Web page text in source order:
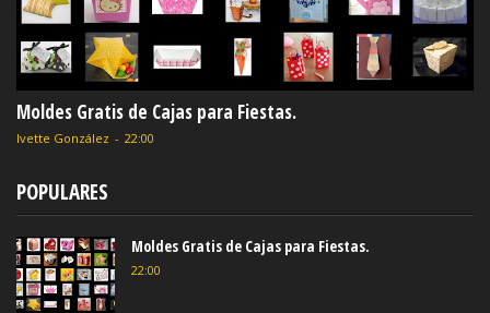
Moldes Gratis de Cajas para Fiestas.
Ivette González - 22:00
POPULARES
Moldes Gratis de Cajas para Fiestas.
22:00